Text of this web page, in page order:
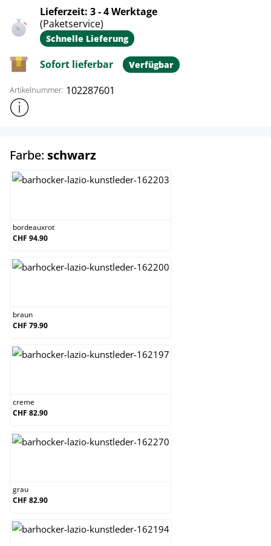
Lieferzeit: 3 - 4 Werktage
(Paketservice)
Schnelle Lieferung
Sofort lieferbar Verfügbar
Artikelnummer: 102287601
Weitere Produktinformationen anzeigen
Farbe: schwarzauswählen
bordeauxrot
CHF 94.90
braun
CHF 79.90
creme
CHF 82.90
grau
CHF 82.90